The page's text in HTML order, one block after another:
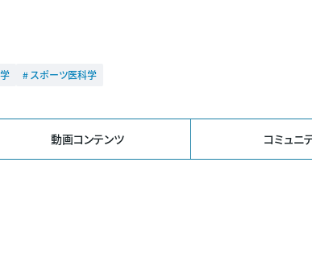
# スポーツ医科学
動画コンテンツ コミュニ